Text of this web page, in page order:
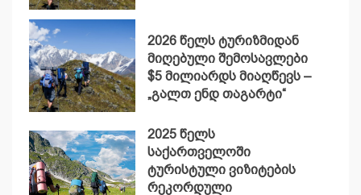
2026 წელს ტურიზმიდან
მიღებული შემოსავლები
$5 მილიარდს მიაღწევს –
„გალთ ენდ თაგარტი“
2025 წელს
საქართველოში
ტურისტული ვიზიტების
რეკორდული